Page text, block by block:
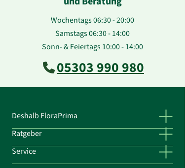
Wochentags 06:30 - 20:00
Samstags 06:30 - 14:00
Sonn- & Feiertags 10:00 - 14:00
05303 990 980
Deshalb FloraPrima
Ratgeber
Service